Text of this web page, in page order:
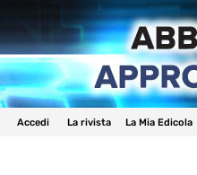
Accedi La rivista La Mia Edicola